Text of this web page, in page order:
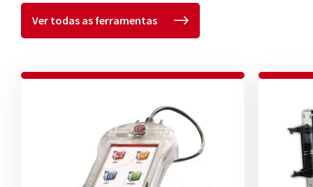
Ver todas as ferramentas